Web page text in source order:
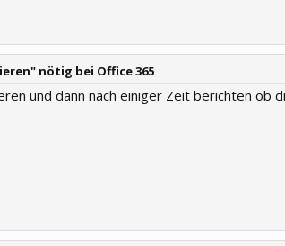
nötig bei Office 365
und dann nach einiger Zeit berichten ob